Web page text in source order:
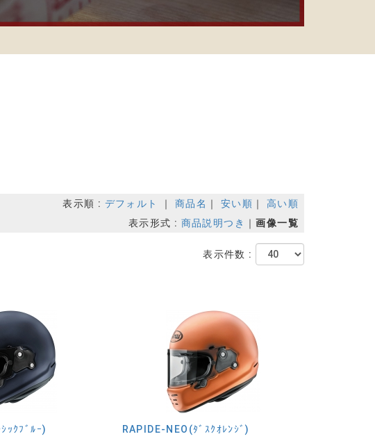
表示順 : デフォルト ｜ 商品名 ｜ 安い順 ｜ 高い順
表示形式 : 商品説明つき ｜画像一覧
表示件数 :
ｯｸﾌﾞﾙｰ)
RAPIDE-NEO(ﾀﾞｽｸｵﾚﾝｼﾞ)